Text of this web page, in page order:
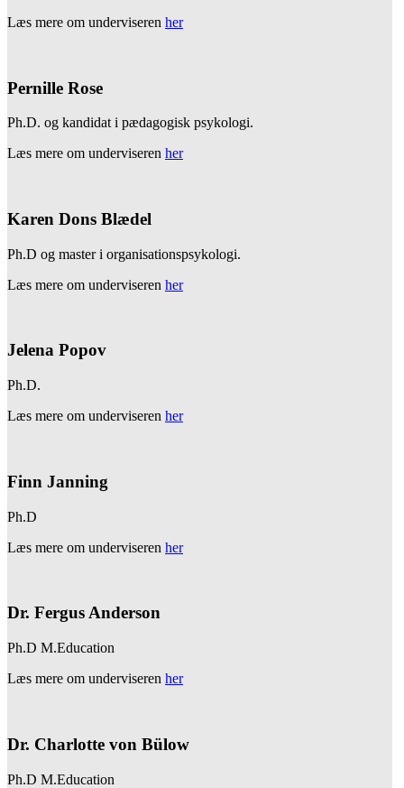
Læs mere om underviseren her
Pernille Rose
Ph.D. og kandidat i pædagogisk psykologi.
Læs mere om underviseren her
Karen Dons Blædel
Ph.D og master i organisationspsykologi.
Læs mere om underviseren her
Jelena Popov
Ph.D.
Læs mere om underviseren her
Finn Janning
Ph.D
Læs mere om underviseren her
Dr. Fergus Anderson
Ph.D M.Education
Læs mere om underviseren her
Dr. Charlotte von Bülow
Ph.D M.Education